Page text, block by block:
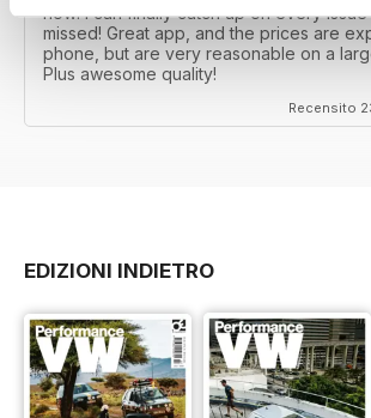
now! I can finally catch up on every
missed! Great app, and the prices are
phone, but are very reasonable on a
Plus awesome quality!
Recensito
EDIZIONI INDIETRO